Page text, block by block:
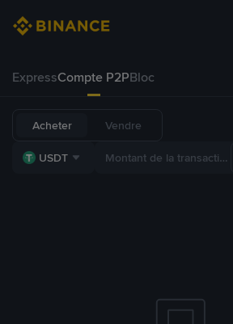
ExpressCompte P2PBloc
Acheter Vendre
USDT